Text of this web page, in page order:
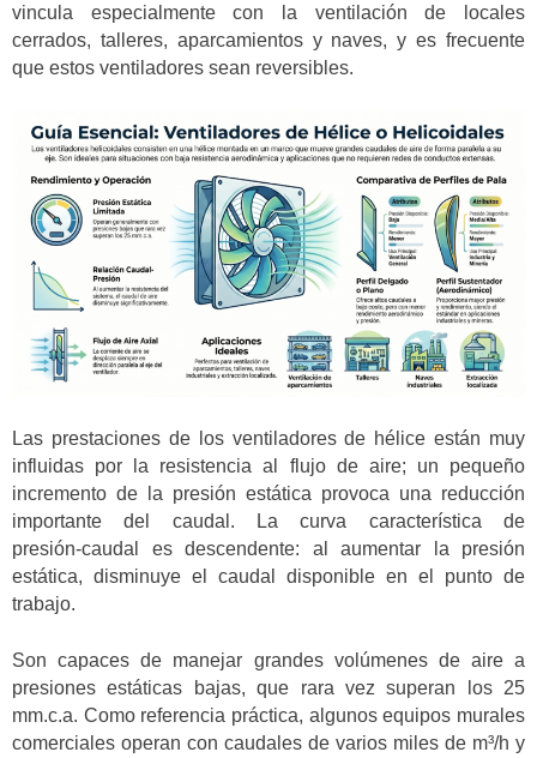
vincula especialmente con la ventilación de locales
cerrados, talleres, aparcamientos y naves, y es frecuente
que estos ventiladores sean reversibles.
Las prestaciones de los ventiladores de hélice están muy
influidas por la resistencia al flujo de aire; un pequeño
incremento de la presión estática provoca una reducción
importante del caudal. La curva característica de
presión‑caudal es descendente: al aumentar la presión
estática, disminuye el caudal disponible en el punto de
trabajo.
Son capaces de manejar grandes volúmenes de aire a
presiones estáticas bajas, que rara vez superan los 25
mm.c.a. Como referencia práctica, algunos equipos murales
comerciales operan con caudales de varios miles de m³/h y